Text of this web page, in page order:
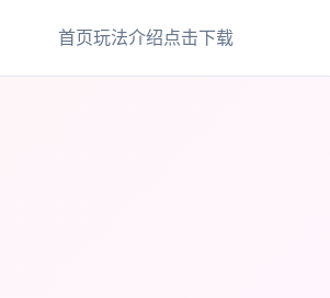
首页玩法介绍点击下载